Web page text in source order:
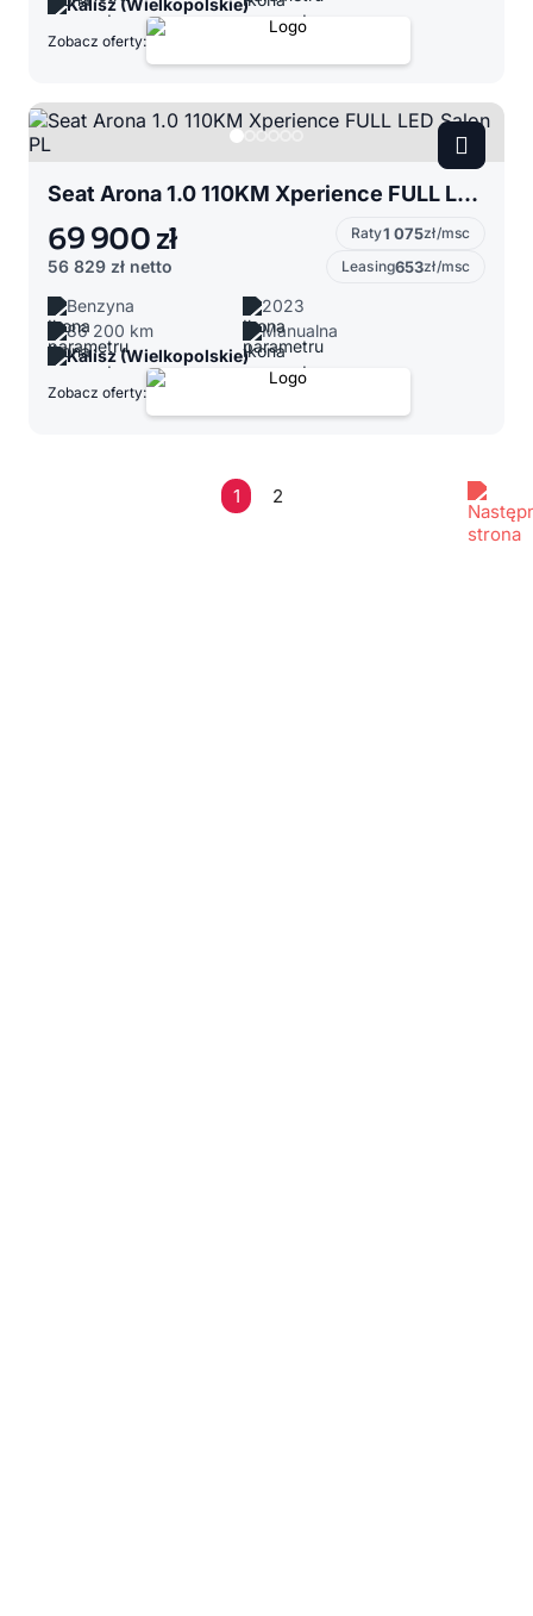
Kalisz (Wielkopolskie)
Zobacz oferty:
Seat Arona 1.0 110KM Xperience FULL LED Salon PL
69 900 zł
56 829 zł netto
Raty1 075zł/msc
Leasing653zł/msc
Benzyna
2023
86 200 km
Manualna
Kalisz (Wielkopolskie)
Zobacz oferty:
1 2